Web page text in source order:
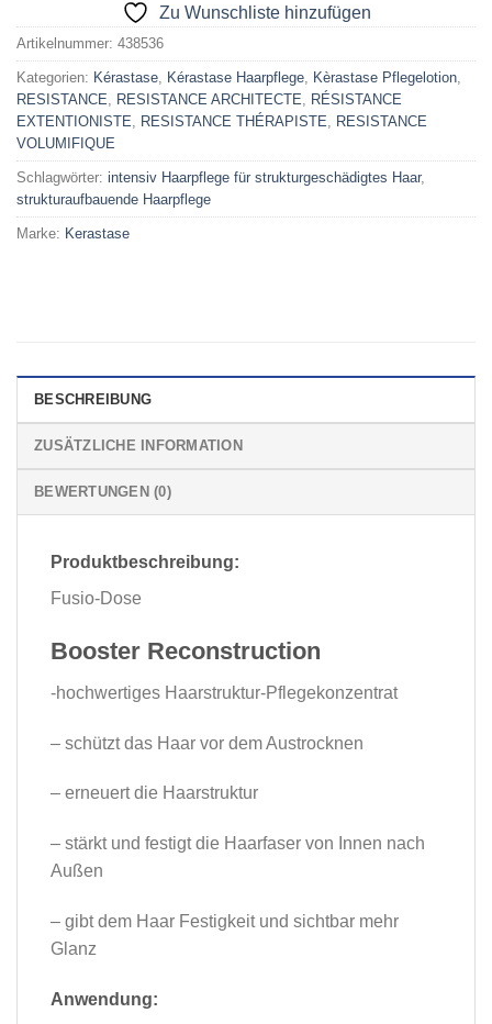
Zu Wunschliste hinzufügen
Artikelnummer: 438536
Kategorien: Kérastase, Kérastase Haarpflege, Kèrastase Pflegelotion,
RESISTANCE, RESISTANCE ARCHITECTE, RÉSISTANCE
EXTENTIONISTE, RESISTANCE THÉRAPISTE, RESISTANCE
VOLUMIFIQUE
Schlagwörter: intensiv Haarpflege für strukturgeschädigtes Haar,
strukturaufbauende Haarpflege
Marke: Kerastase
BESCHREIBUNG
ZUSÄTZLICHE INFORMATION
BEWERTUNGEN (0)
Produktbeschreibung:
Fusio-Dose
Booster Reconstruction
-hochwertiges Haarstruktur-Pflegekonzentrat
– schützt das Haar vor dem Austrocknen
– erneuert die Haarstruktur
– stärkt und festigt die Haarfaser von Innen nach
Außen
– gibt dem Haar Festigkeit und sichtbar mehr
Glanz
Anwendung: